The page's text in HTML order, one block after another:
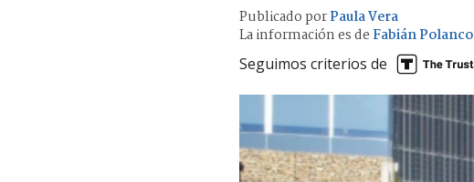
Publicado porPaula Vera
La información es de Fabián Polanco
Seguimos criterios de